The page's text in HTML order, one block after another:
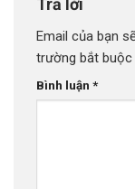
Trả lời
Email của bạn
trường bắt
Bình luận *